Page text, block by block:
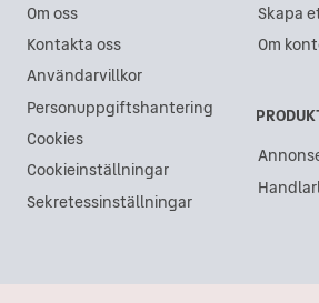
Om oss
Kontakta oss
Användarvillkor
Personuppgiftshantering
Cookies
Cookieinställningar
Sekretessinställningar
Skapa
Om